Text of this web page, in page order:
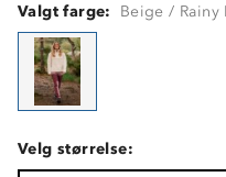
Valgt farge: Beige / Rainy
Velg størrelse: